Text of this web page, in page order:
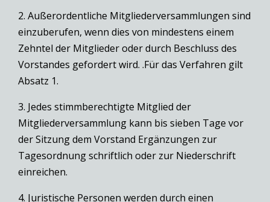
2. Außerordentliche Mitgliederversammlungen sind
einzuberufen, wenn dies von mindestens einem
Zehntel der Mitglieder oder durch Beschluss des
Vorstandes gefordert wird. .Für das Verfahren gilt
Absatz 1.
3. Jedes stimmberechtigte Mitglied der
Mitgliederversammlung kann bis sieben Tage vor
der Sitzung dem Vorstand Ergänzungen zur
Tagesordnung schriftlich oder zur Niederschrift
einreichen.
4. Juristische Personen werden durch einen